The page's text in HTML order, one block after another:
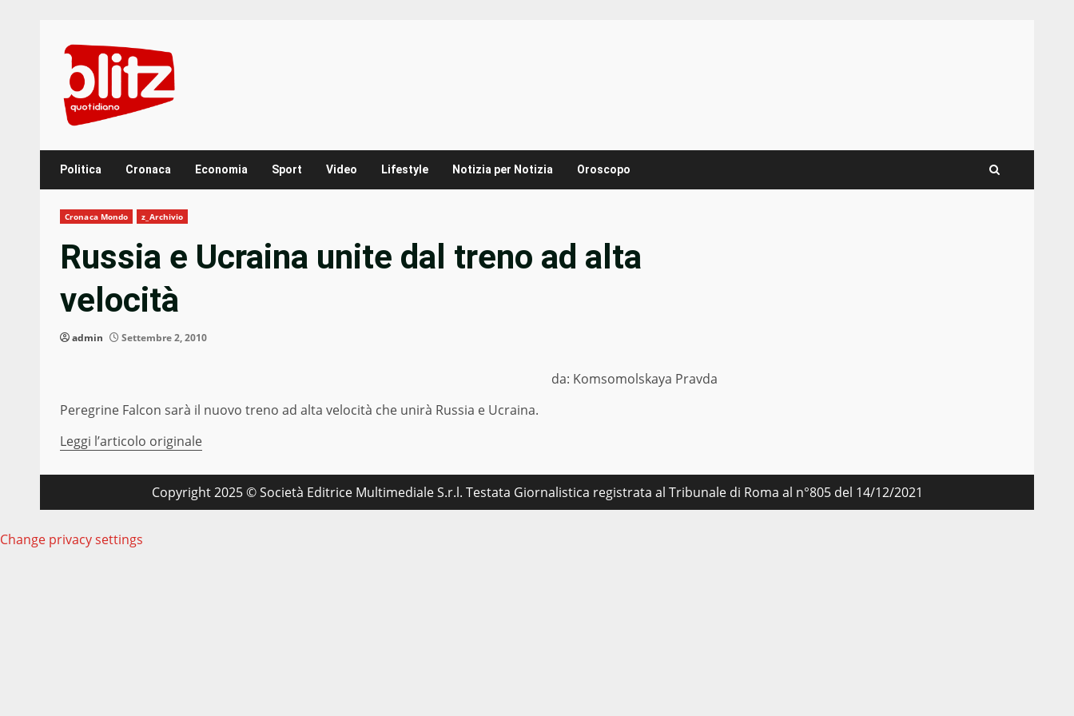
content
Politica Cronaca Economia Sport Video Lifestyle Notizia per Notizia Oroscopo
Cronaca Mondo z_Archivio
Russia e Ucraina unite dal treno ad alta
velocità
admin Settembre 2, 2010
da: Komsomolskaya Pravda
Peregrine Falcon sarà il nuovo treno ad alta velocità che unirà Russia e Ucraina.
Leggi l’articolo originale
Copyright 2025 © Società Editrice Multimediale S.r.l. Testata Giornalistica registrata al Tribunale di Roma al n°805 del 14/12/2021
Change privacy settings